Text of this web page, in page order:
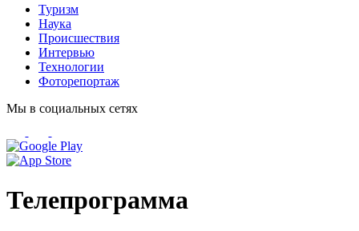
Туризм
Наука
Происшествия
Интервью
Технологии
Фоторепортаж
Мы в социальных сетях
Телепрограмма